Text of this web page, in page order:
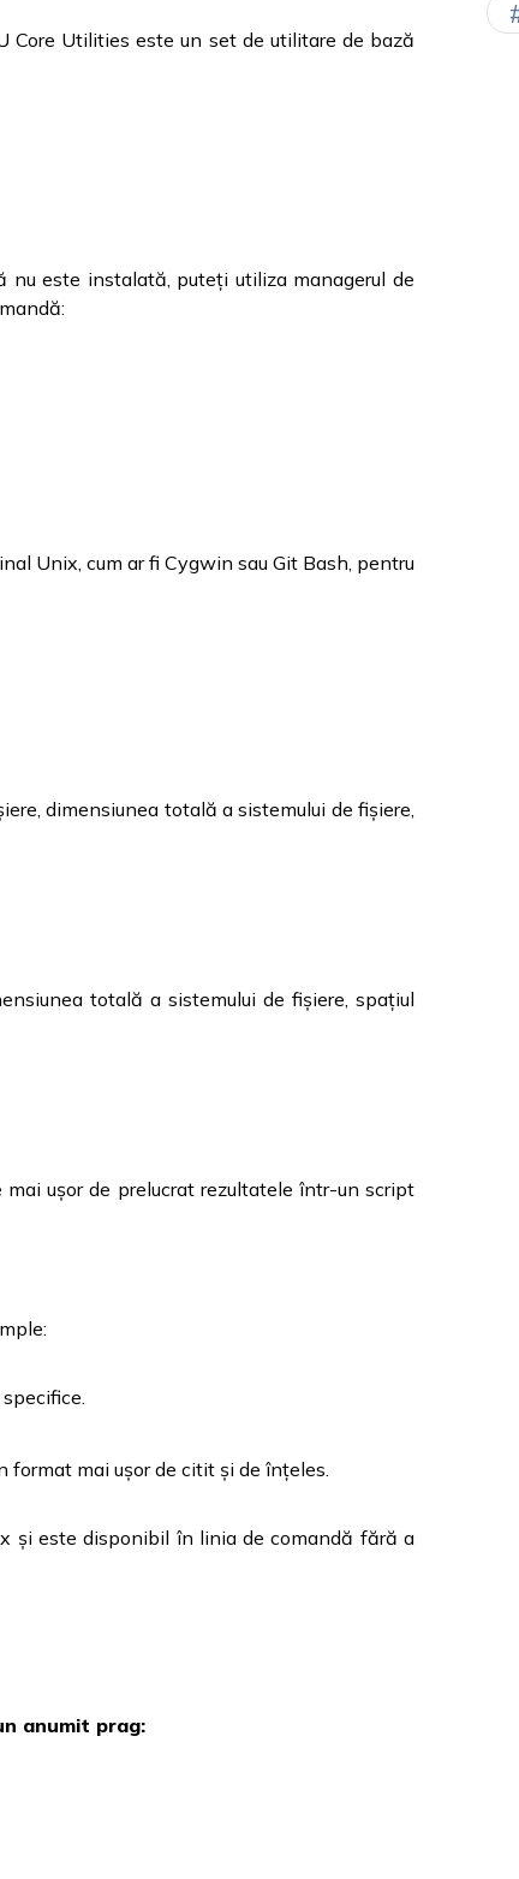
Core Utilities este un set de utilitare de bază
este instalată, puteți utiliza managerul de
Unix, cum ar fi Cygwin sau Git Bash, pentru
dimensiunea totală a sistemului de fișiere,
totală a sistemului de fișiere, spațiul
ușor de prelucrat rezultatele într-un script
mai ușor de citit și de înțeles.
și este disponibil în linia de comandă fără a
anumit prag: